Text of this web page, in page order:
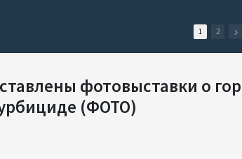
1 2
фотовыставки о
(ФОТО)